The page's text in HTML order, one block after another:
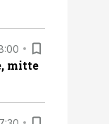
mitte